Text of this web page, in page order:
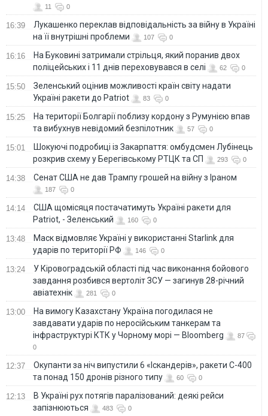
11 0
16:39
Лукашенко переклав відповідальність за війну в Україні
на її внутрішні проблеми
107 0
16:16
На Буковині затримали стрільця, який поранив двох
поліцейських і 11 днів переховувався в селі
62 0
15:50
Зеленський оцінив можливості країн світу надати
Україні ракети до Patriot
83 0
15:25
На території Болгарії поблизу кордону з Румунією впав
та вибухнув невідомий безпілотник
57 0
15:01
Шокуючі подробиці із Закарпаття: омбудсмен Лубінець
розкрив схему у Берегівському РТЦК та СП
293 0
14:38 Сенат США не дав Трампу грошей на війну з Іраном
187 0
14:14
США щомісяця постачатимуть Україні ракети для
Patriot, - Зеленський
160 0
13:48
Маск відмовляє Україні у використанні Starlink для
ударів по території РФ
146 0
13:24
У Кіровоградській області під час виконання бойового
завдання розбився вертоліт ЗСУ — загинув 28-річний
авіатехнік
281 0
13:00
На вимогу Казахстану Україна погодилася не
завдавати ударів по неросійським танкерам та
інфраструктурі КТК у Чорному морі — Bloomberg
87
0
12:37
Окупанти за ніч випустили 6 «Іскандерів», ракети С-400
та понад 150 дронів різного типу
60 0
12:13
В Україні рух потягів паралізований: деякі рейси
запізнюються
483 0